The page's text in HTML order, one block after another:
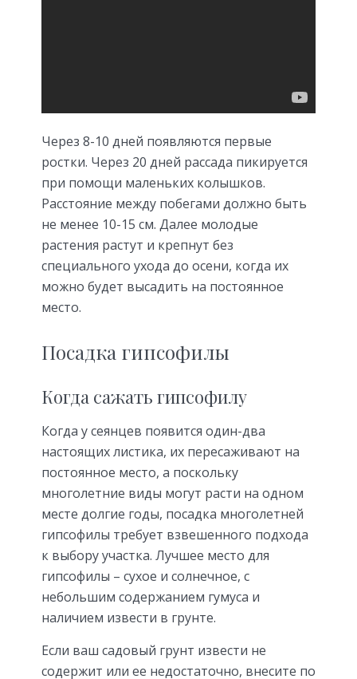
Через 8-10 дней появляются первые
ростки. Через 20 дней рассада пикируется
при помощи маленьких колышков.
Расстояние между побегами должно быть
не менее 10-15 см. Далее молодые
растения растут и крепнут без
специального ухода до осени, когда их
можно будет высадить на постоянное
место.
Посадка гипсофилы
Когда сажать гипсофилу
Когда у сеянцев появится один-два
настоящих листика, их пересаживают на
постоянное место, а поскольку
многолетние виды могут расти на одном
месте долгие годы, посадка многолетней
гипсофилы требует взвешенного подхода
к выбору участка. Лучшее место для
гипсофилы – сухое и солнечное, с
небольшим содержанием гумуса и
наличием извести в грунте.
Если ваш садовый грунт извести не
содержит или ее недостаточно, внесите по